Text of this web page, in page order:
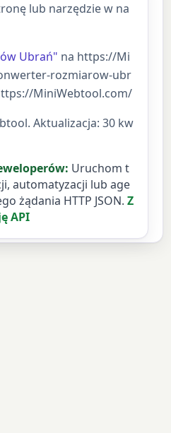
lub narzędzie w na
Ubrań" na https://Mi
rozmiarow-ubr
MiniWebtool.com/
Aktualizacja: 30 kw
Uruchom t
automatyzacji lub age
żądania HTTP JSON. Z
API